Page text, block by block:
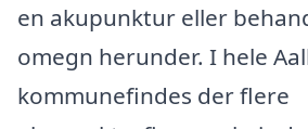
en akupunktur eller
omegn herunder. I hele
kommunefindes der flere